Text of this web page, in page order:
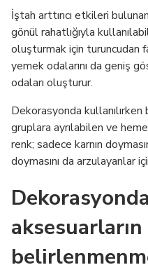
İştah arttırıcı etkileri
gönül rahatlığıyla
oluşturmak için turuncudan
yemek odalarını da geniş
odaları oluşturur.
Dekorasyonda
gruplara ayrılabilen ve
renk; sadece karnın
doymasını da arzulayanlar
aksesuarların